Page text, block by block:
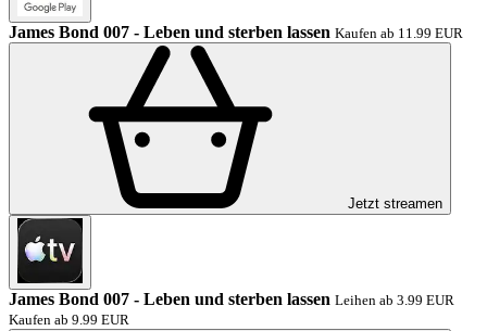
James Bond 007 - Leben und sterben lassen Kaufen ab 11.99 EUR
Jetzt streamen
James Bond 007 - Leben und sterben lassen Leihen ab 3.99 EUR
Kaufen ab 9.99 EUR